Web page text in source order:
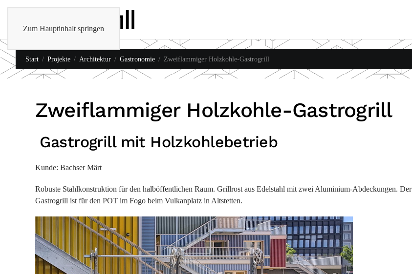
Zum Hauptinhalt springen
Start Projekte Architektur Gastronomie Zweiflammiger Holzkohle-Gastrogrill
Zweiflammiger Holzkohle-Gastrogrill
Gastrogrill mit Holzkohlebetrieb
Kunde: Bachser Märt
Robuste Stahlkonstruktion für den halböffentlichen Raum. Grillrost aus Edelstahl mit zwei Aluminium-Abdeckungen. Der
Gastrogrill ist für den POT im Fogo beim Vulkanplatz in Altstetten.